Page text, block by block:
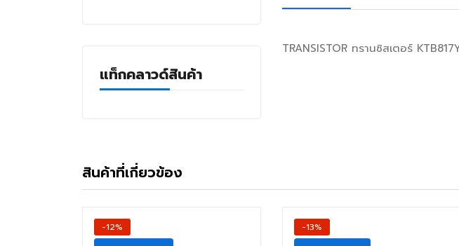
แท็กคลาวด์สินค้า
TRANSISTOR ทรานซิสเตอร์
สินค้าที่เกี่ยวข้อง
-12% -13%